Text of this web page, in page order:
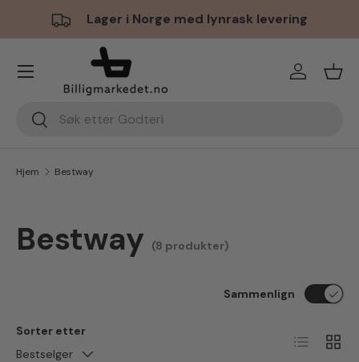
Hopp til innhold
Lager i Norge med lynrask levering
Søk
Søk
Logg inn
Meny
Hjem Bestway
Bestway (8 produkter)
Sorter etter
Bestselger
Sammenlign
Liste